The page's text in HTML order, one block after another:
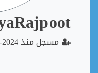
ZoyaRajpoot
مسجل منذ 2024-01-31 18:19:33